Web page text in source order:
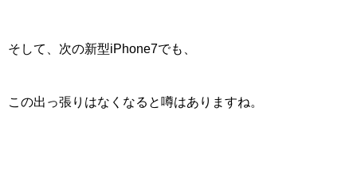
そして、次の新型iPhone7でも、
この出っ張りはなくなると噂はありますね。